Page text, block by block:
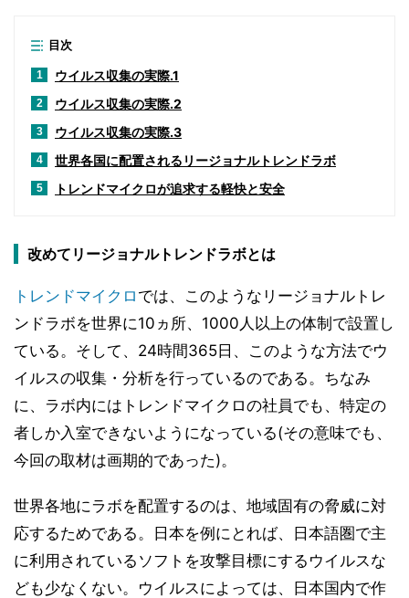
目次
1 ウイルス収集の実際.1
2 ウイルス収集の実際.2
3 ウイルス収集の実際.3
4 世界各国に配置されるリージョナルトレンドラボ
5 トレンドマイクロが追求する軽快と安全
改めてリージョナルトレンドラボとは
トレンドマイクロ では、このようなリージョナルトレ
ンドラボを世界に10ヵ所、1000人以上の体制で設置し
ている。そして、24時間365日、このような方法でウ
イルスの収集・分析を行っているのである。ちなみ
に、ラボ内にはトレンドマイクロの社員でも、特定の
者しか入室できないようになっている(その意味でも、
今回の取材は画期的であった)。
世界各地にラボを配置するのは、地域固有の脅威に対
応するためである。日本を例にとれば、日本語圏で主
に利用されているソフトを攻撃目標にするウイルスな
ども少なくない。ウイルスによっては、日本国内で作